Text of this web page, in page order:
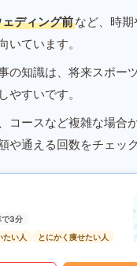
ディング前など、時
いています。
の知識は、将来スポー
やすいです。
コースなど複雑な場合
や通える回数をチェッ
で3分
たい人
とにかく痩せたい人